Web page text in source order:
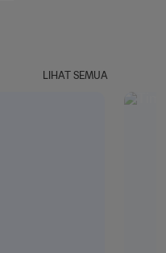
LIHAT SEMUA